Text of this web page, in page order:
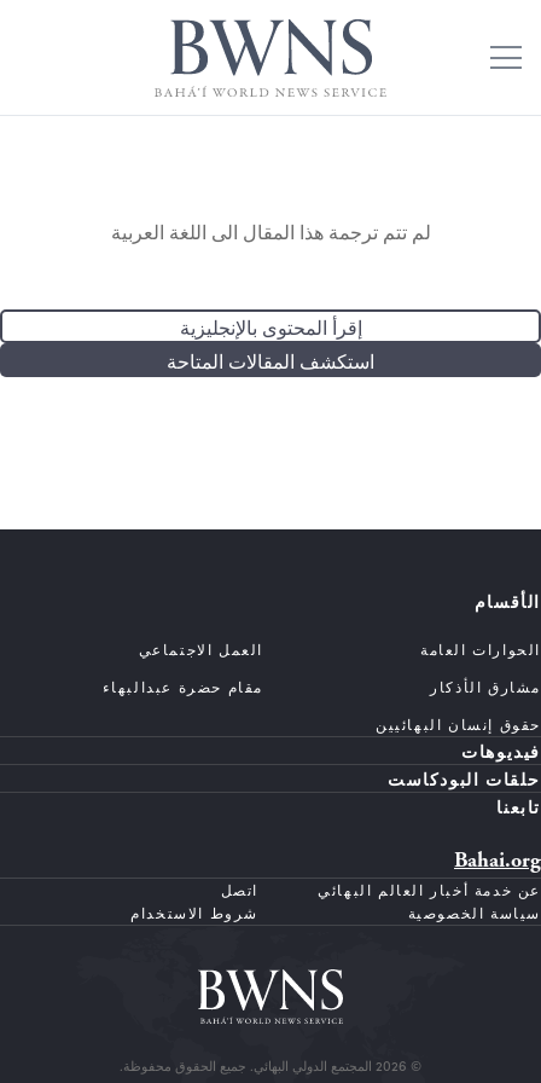
لم تتم ترجمة هذا المقال الى اللغة العربية
إقرأ المحتوى بالإنجليزية
استكشف المقالات المتاحة
الأقسام
الحوارات العامة
العمل الاجتماعي
مشارق الأذكار
مقام حضرة عبدالبهاء
حقوق إنسان البهائيين
فيديوهات
حلقات البودكاست
تابعنا
Bahai.org
عن خدمة أخبار العالم البهائي
اتصل
سياسة الخصوصية
شروط الاستخدام
© 2026 المجتمع الدولي البهائي. جميع الحقوق محفوظة.